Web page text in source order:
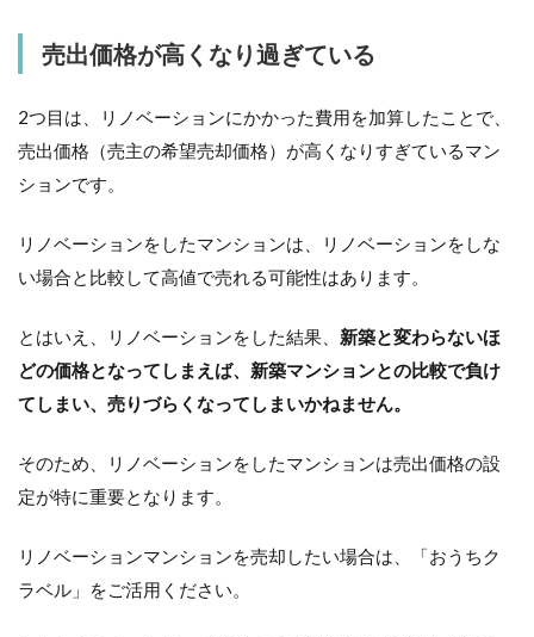
売出価格が高くなり過ぎている
2つ目は、リノベーションにかかった費用を加算したことで、
売出価格（売主の希望売却価格）が高くなりすぎているマン
ションです。
リノベーションをしたマンションは、リノベーションをしな
い場合と比較して高値で売れる可能性はあります。
とはいえ、リノベーションをした結果、 新築と変わらないほ
どの価格となってしまえば、新築マンションとの比較で負け
てしまい、売りづらくなってしまいかねません。
そのため、リノベーションをしたマンションは売出価格の設
定が特に重要となります。
リノベーションマンションを売却したい場合は、「おうちク
ラベル」をご活用ください。